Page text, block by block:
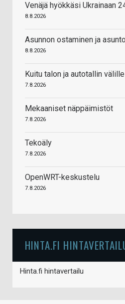
Venäjä hyökkäsi Ukrainaan
8.8.2026
Asunnon ostaminen ja
8.8.2026
Kuitu talon ja autotallin välille
7.8.2026
Mekaaniset näppäimistöt
7.8.2026
Tekoäly
7.8.2026
OpenWRT-keskustelu
7.8.2026
HINTA.FI
Hinta.fi hintavertailu